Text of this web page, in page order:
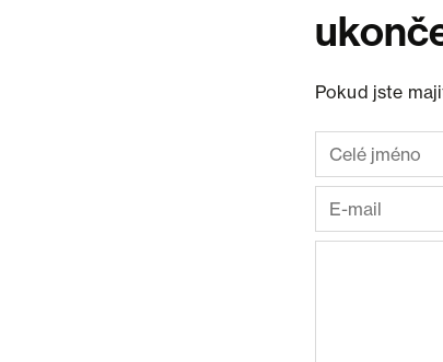
Pokud jste